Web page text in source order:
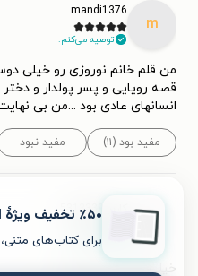
m
mandi1376
توصیه می‌کنم.
من قلم خانم نوروزی رو خیلی
قصه رویایی و پسر پولدار و
انسانهای عادی بود ...من بی
مفید بود (۱۱) مفید نبود
ک
توصیه می‌کنم.
خیلی کتاب قشنگی بود.
٪۵۰ تخفیف ویژۀ اولین خرید
برای کتاب‌های